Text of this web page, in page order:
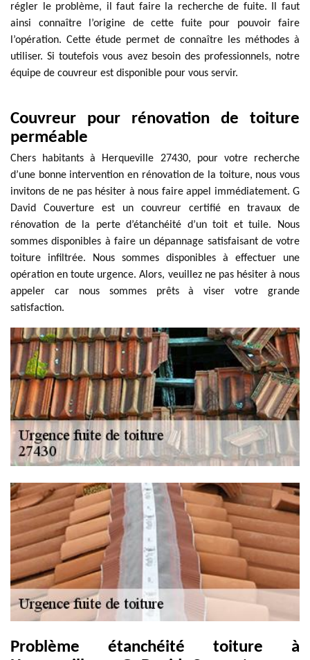
régler le problème, il faut faire la recherche de fuite. Il faut
ainsi connaître l’origine de cette fuite pour pouvoir faire
l’opération. Cette étude permet de connaître les méthodes à
utiliser. Si toutefois vous avez besoin des professionnels, notre
équipe de couvreur est disponible pour vous servir.
Couvreur pour rénovation de toiture
perméable
Chers habitants à Herqueville 27430, pour votre recherche
d’une bonne intervention en rénovation de la toiture, nous vous
invitons de ne pas hésiter à nous faire appel immédiatement. G
David Couverture est un couvreur certifié en travaux de
rénovation de la perte d’étanchéité d’un toit et tuile. Nous
sommes disponibles à faire un dépannage satisfaisant de votre
toiture infiltrée. Nous sommes disponibles à effectuer une
opération en toute urgence. Alors, veuillez ne pas hésiter à nous
appeler car nous sommes prêts à viser votre grande
satisfaction.
Problème étanchéité toiture à